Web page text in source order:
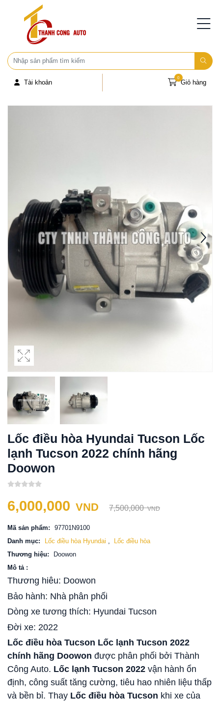
Tài khoản Giỏ hàng
0
Lốc điều hòa Hyundai Tucson Lốc
lạnh Tucson 2022 chính hãng
Doowon
6,000,000 VND 7,500,000VND
Mã sản phẩm:
97701N9100
Danh mục:
Lốc điều hòa Hyundai
Lốc điều hòa
Thương hiệu:
Doowon
Mô tả :
Thương hiêu: Doowon
Bảo hành: Nhà phân phối
Dòng xe tương thích: Hyundai Tucson
Đời xe: 2022
Lốc điều hòa Tucson Lốc lạnh Tucson 2022
chính hãng Doowon được phân phối bởi Thành
Công Auto. Lốc lạnh Tucson 2022 vận hành ổn
định, công suất tăng cường, tiêu hao nhiên liệu thấp
và bền bỉ. Thay Lốc điều hòa Tucson khi xe của